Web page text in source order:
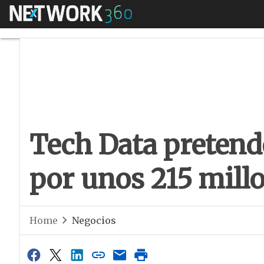
Menú Tech Data
Tech Data
por unos 215
Home Negocios